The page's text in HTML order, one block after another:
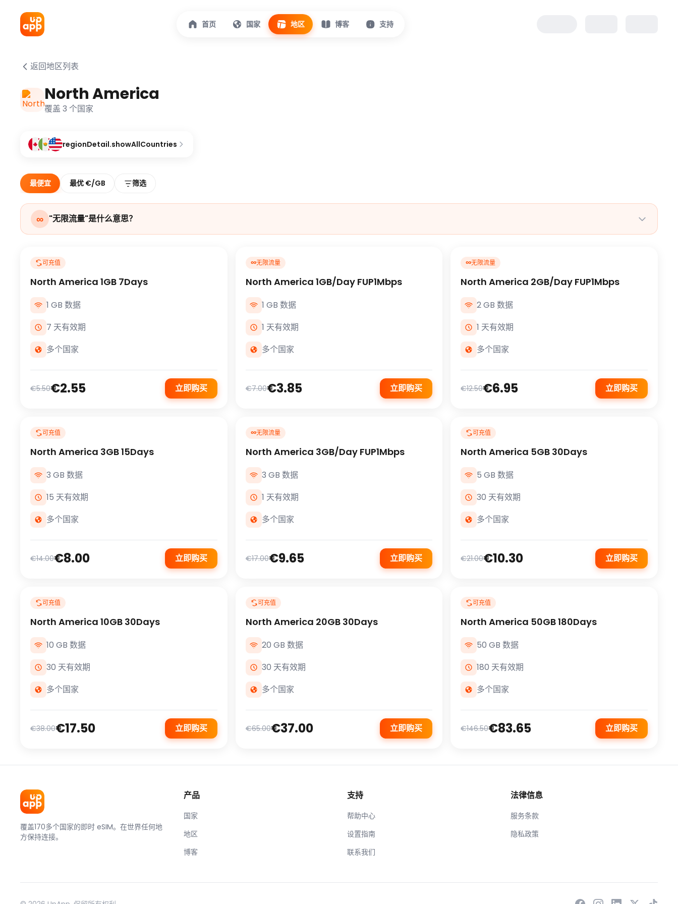
首页 国家 地区 博客 支持
返回地区列表
North America
覆盖 3 个国家
regionDetail.showAllCountries
最便宜 最优 €/GB 筛选
∞ "无限流量"是什么意思？
可充值
North America 1GB 7Days
1 GB 数据
7 天有效期
多个国家
€5.50€2.55 立即购买
∞无限流量
North America 1GB/Day FUP1Mbps
1 GB 数据
1 天有效期
多个国家
€7.00€3.85 立即购买
∞无限流量
North America 2GB/Day FUP1Mbps
2 GB 数据
1 天有效期
多个国家
€12.50€6.95 立即购买
可充值
North America 3GB 15Days
3 GB 数据
15 天有效期
多个国家
€14.00€8.00 立即购买
∞无限流量
North America 3GB/Day FUP1Mbps
3 GB 数据
1 天有效期
多个国家
€17.00€9.65 立即购买
可充值
North America 5GB 30Days
5 GB 数据
30 天有效期
多个国家
€21.00€10.30 立即购买
可充值
North America 10GB 30Days
10 GB 数据
30 天有效期
多个国家
€38.00€17.50 立即购买
可充值
North America 20GB 30Days
20 GB 数据
30 天有效期
多个国家
€65.00€37.00 立即购买
可充值
North America 50GB 180Days
50 GB 数据
180 天有效期
多个国家
€146.50€83.65 立即购买
覆盖170多个国家的即时 eSIM。在世界任何地
方保持连接。
产品
国家
地区
博客
支持
帮助中心
设置指南
联系我们
法律信息
服务条款
隐私政策